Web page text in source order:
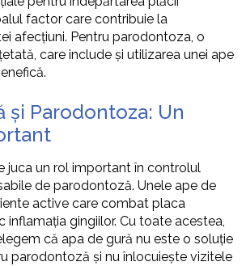
factor care contribuie la
afecțiuni. Pentru parodontoza, o
care include și utilizarea unei ape
și Parodontoza: Un
juca un rol important în controlul
de parodontoză. Unele ape de
active care combat placa
inflamația gingiilor. Cu toate acestea,
că apa de gură nu este o soluție
parodontoză și nu înlocuiește vizitele